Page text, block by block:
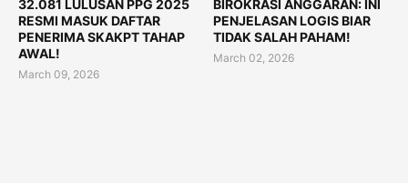
32.081 LULUSAN PPG 2025
RESMI MASUK DAFTAR
PENERIMA SKAKPT TAHAP
AWAL!
March 09, 2026
BIROKRASI ANGGARAN: INI
PENJELASAN LOGIS BIAR
TIDAK SALAH PAHAM!
March 02, 2026